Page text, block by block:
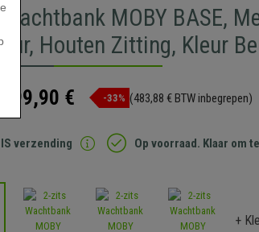
MOBY BASE,
Houten Zitting, Kleur
399,90 € -33% (483,88 € BTW inbegrepen)
verzending Op voorraad. Klaar om
+